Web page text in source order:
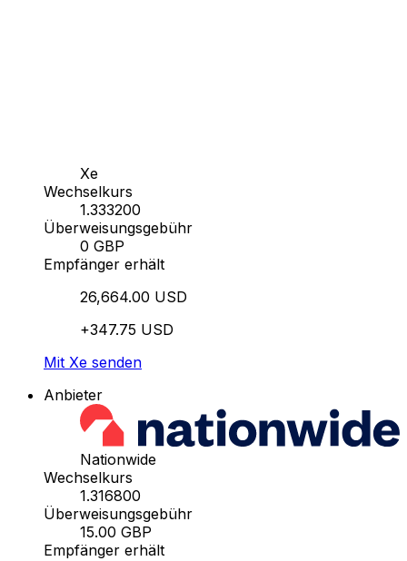
Xe
Wechselkurs
1.333200
Überweisungsgebühr
0 GBP
Empfänger erhält
26,664.00 USD
+347.75 USD
Mit Xe senden
Anbieter
Nationwide
Wechselkurs
1.316800
Überweisungsgebühr
15.00 GBP
Empfänger erhält